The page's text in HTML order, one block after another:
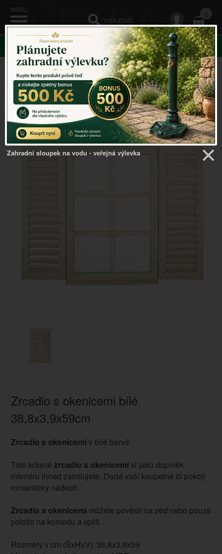
0
KATEGORIE
Venkovský domov ->Zrcadla v rámu, s okenicemi-
>Zrcadlo s okenicemi bílé 38,8x3,9x59cm
Zrcadlo s okenicemi bílé
38,8x3,9x59cm
Zrcadlo s okenicemi v bílé barvě
Toto krásné zrcadlo s okenicemi si jako doplněk
interiéru ihned zamilujete. Dodá vaší koupelně či pokoji
romantický nádech.
Zrcadlo s okenicemi můžete pověsit na zeď nebo pouze
položit na komodu a opřít.
Rozměry v cm (ŠxHxV): 38,8x3,9x59
Zahradní sloupek na vodu - veřejná výlevka